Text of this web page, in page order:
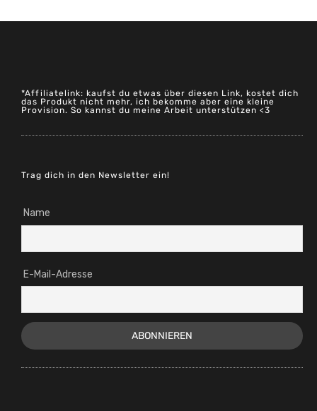
*Affiliatelink: kaufst du etwas über diesen Link, kostet dich
das Produkt nicht mehr, ich bekomme aber eine kleine
Provision. So kannst du meine Arbeit unterstützen <3
Trag dich in den Newsletter ein!
Name
E-Mail-Adresse